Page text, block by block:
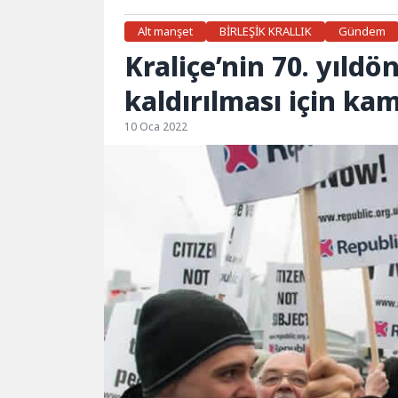
Alt manşet BİRLEŞİK KRALLIK Gündem
Kraliçe’nin 70.
kaldırılması için
10 Oca 2022